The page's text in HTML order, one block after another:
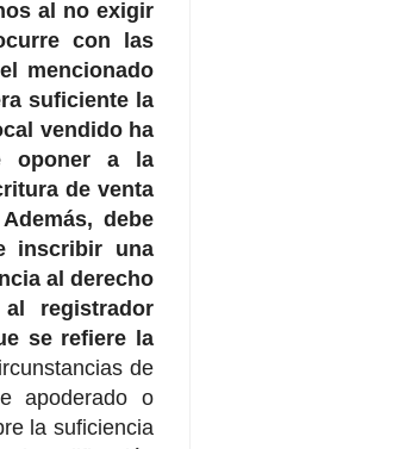
al no exigir
con las
mencionado
suficiente la
vendido ha
oponer a la
de venta
debe
inscribir una
al derecho
registrador
se refiere la
de
apoderado o
la suficiencia